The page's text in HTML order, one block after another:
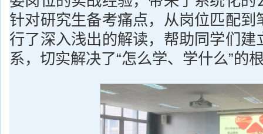
针对研究生备考痛点，从岗位匹配到
行了深入浅出的解读，帮助同学们建
系，切实解决了“怎么学、学什么”的